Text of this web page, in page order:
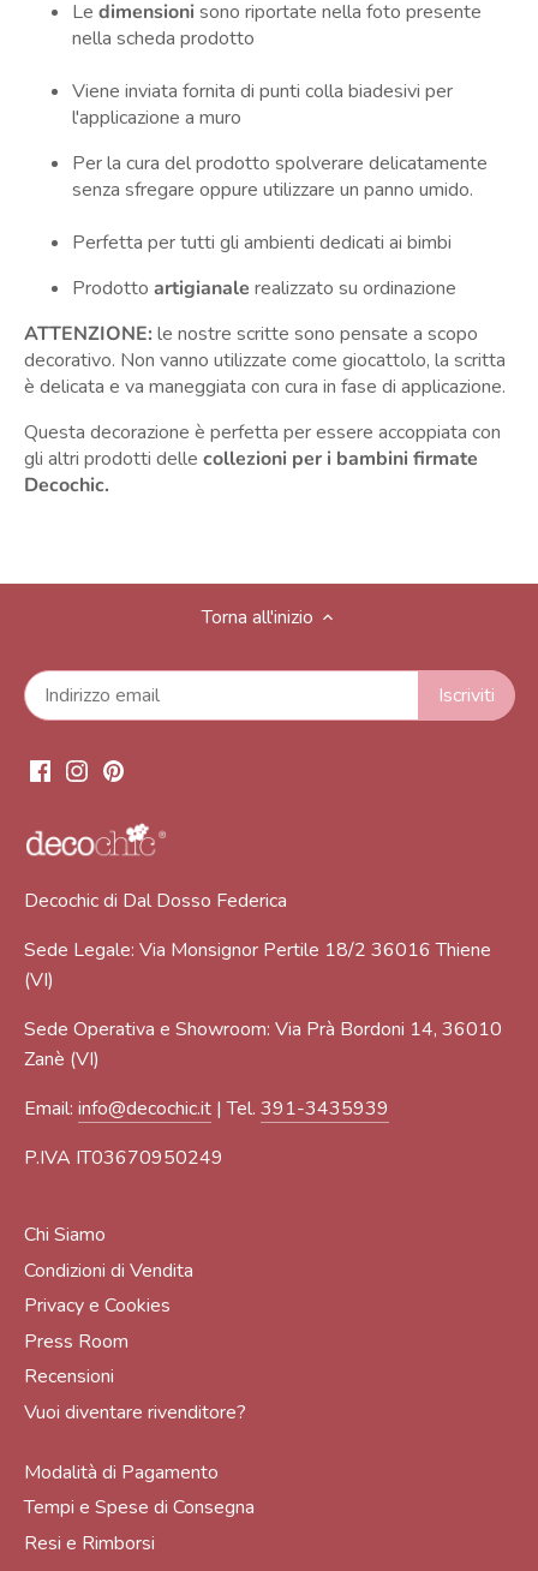
Le dimensionisono riportate nella foto presente
nella scheda prodotto
Viene inviata fornita di punti colla biadesivi per
l'applicazione a muro
Per la cura del prodotto spolverare delicatamente
senza sfregare oppure utilizzare un panno umido.
Perfetta per tutti gli ambienti dedicati ai bimbi
Prodotto artigianale realizzato su ordinazione
ATTENZIONE: le nostre scritte sono pensate a scopo
decorativo. Non vanno utilizzate come giocattolo, la scritta
è delicata e va maneggiata con cura in fase di applicazione.
Questa decorazione è perfetta per essere accoppiata con
gli altri prodotti delle collezioni per i bambini firmate
Decochic.
Torna all'inizio
Decochic di Dal Dosso Federica
Sede Legale: Via Monsignor Pertile 18/2 36016 Thiene
(VI)
Sede Operativa e Showroom: Via Prà Bordoni 14, 36010
Zanè (VI)
Email: info@decochic.it | Tel. 391-3435939
P.IVA IT03670950249
Chi Siamo
Condizioni di Vendita
Privacy e Cookies
Press Room
Recensioni
Vuoi diventare rivenditore?
Modalità di Pagamento
Tempi e Spese di Consegna
Resi e Rimborsi